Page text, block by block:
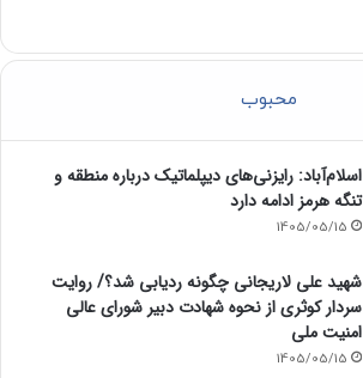
محبوب
اسلام‌آباد: رایزنی‌های دیپلماتیک درباره منطقه و
تنگه هرمز ادامه دارد
1405/05/15
شهید علی لاریجانی چگونه ردیابی شد؟/ روایت
سردار کوثری از نحوه شهادت دبیر شورای عالی
امنیت ملی
1405/05/15